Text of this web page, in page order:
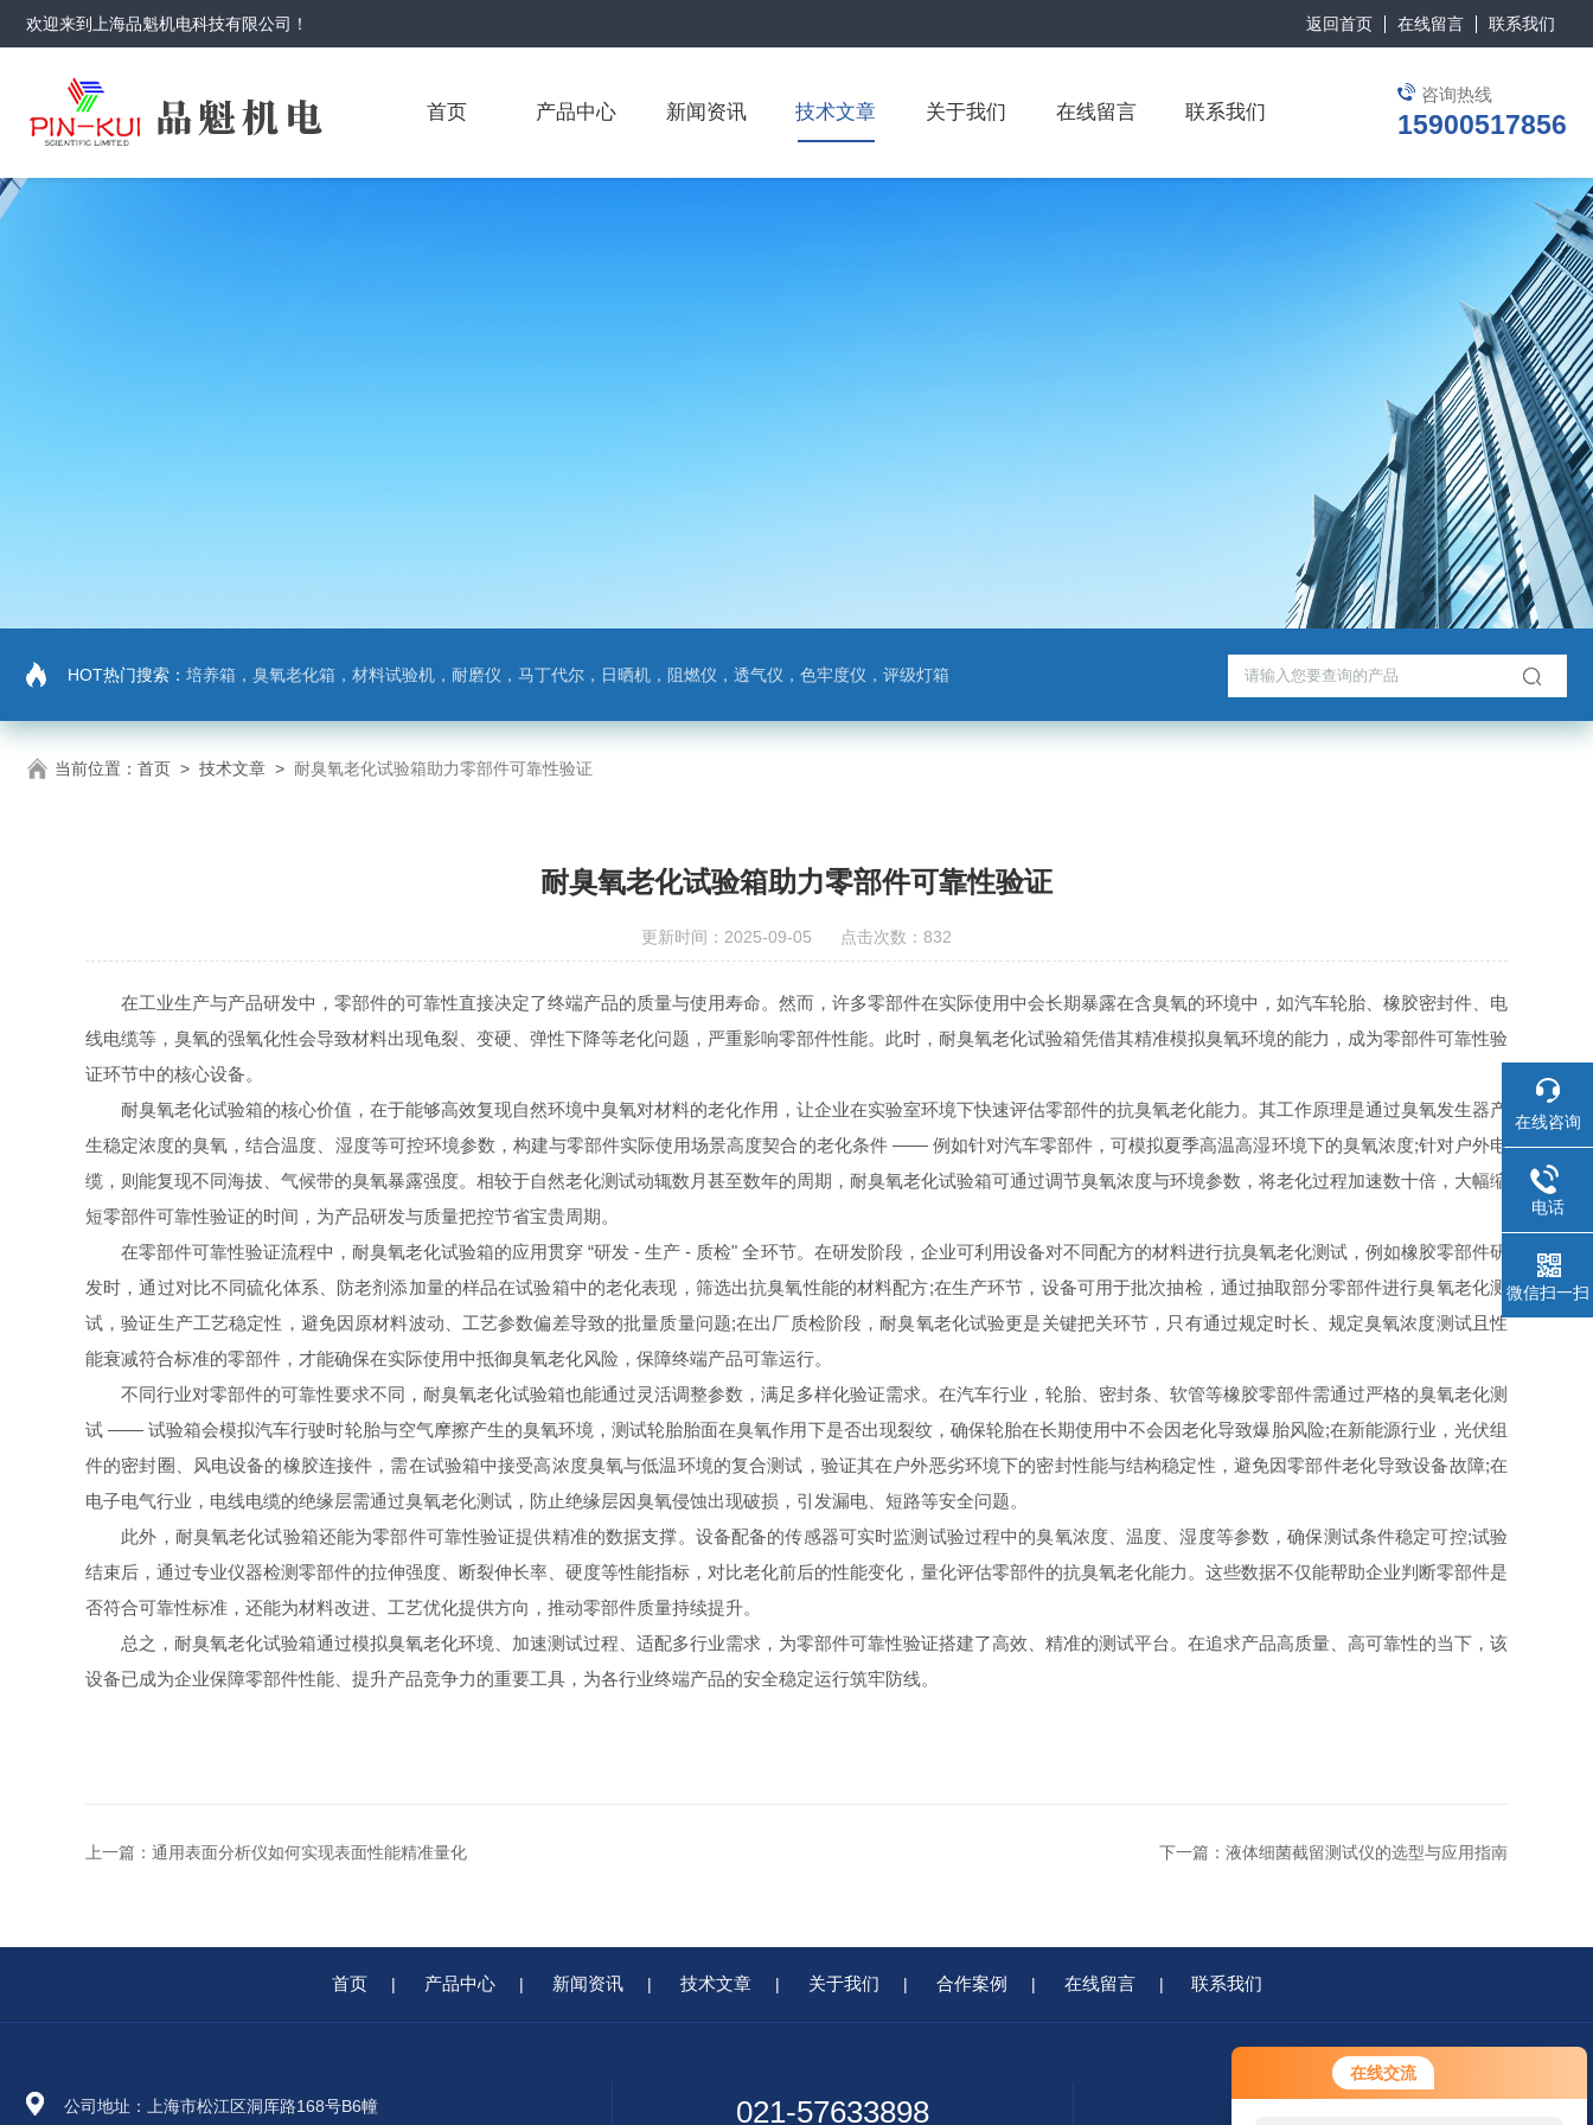
在线交流
欢迎来到 上海品魁机电科技有限公司 ！ 返回首页 在线留言 联系我们
咨询热线
15900517856
首页 产品中心 新闻资讯 技术文章 关于我们 在线留言 联系我们
HOT热门搜索： 培养箱，臭氧老化箱，材料试验机，耐磨仪，马丁代尔，日晒机，阻燃仪，透气仪，色牢度仪，评级灯箱
当前位置： 首页 > 技术文章 > 耐臭氧老化试验箱助力零部件可靠性验证
耐臭氧老化试验箱助力零部件可靠性验证
更新时间：2025-09-05 点击次数：832
在工业生产与产品研发中，零部件的可靠性直接决定了终端产品的质量与使用寿命。然而，许多零部件在实际使用中会长期暴露在含臭氧的环境中，如汽车轮胎、橡胶密封件、电
线电缆等，臭氧的强氧化性会导致材料出现龟裂、变硬、弹性下降等老化问题，严重影响零部件性能。此时，耐臭氧老化试验箱凭借其精准模拟臭氧环境的能力，成为零部件可靠性验
证环节中的核心设备。
耐臭氧老化试验箱的核心价值，在于能够高效复现自然环境中臭氧对材料的老化作用，让企业在实验室环境下快速评估零部件的抗臭氧老化能力。其工作原理是通过臭氧发生器产
生稳定浓度的臭氧，结合温度、湿度等可控环境参数，构建与零部件实际使用场景高度契合的老化条件 —— 例如针对汽车零部件，可模拟夏季高温高湿环境下的臭氧浓度;针对户外电
缆，则能复现不同海拔、气候带的臭氧暴露强度。相较于自然老化测试动辄数月甚至数年的周期，耐臭氧老化试验箱可通过调节臭氧浓度与环境参数，将老化过程加速数十倍，大幅缩
短零部件可靠性验证的时间，为产品研发与质量把控节省宝贵周期。
在零部件可靠性验证流程中，耐臭氧老化试验箱的应用贯穿 “研发 - 生产 - 质检" 全环节。在研发阶段，企业可利用设备对不同配方的材料进行抗臭氧老化测试，例如橡胶零部件研
发时，通过对比不同硫化体系、防老剂添加量的样品在试验箱中的老化表现，筛选出抗臭氧性能的材料配方;在生产环节，设备可用于批次抽检，通过抽取部分零部件进行臭氧老化测
试，验证生产工艺稳定性，避免因原材料波动、工艺参数偏差导致的批量质量问题;在出厂质检阶段，耐臭氧老化试验更是关键把关环节，只有通过规定时长、规定臭氧浓度测试且性
能衰减符合标准的零部件，才能确保在实际使用中抵御臭氧老化风险，保障终端产品可靠运行。
不同行业对零部件的可靠性要求不同，耐臭氧老化试验箱也能通过灵活调整参数，满足多样化验证需求。在汽车行业，轮胎、密封条、软管等橡胶零部件需通过严格的臭氧老化测
试 —— 试验箱会模拟汽车行驶时轮胎与空气摩擦产生的臭氧环境，测试轮胎胎面在臭氧作用下是否出现裂纹，确保轮胎在长期使用中不会因老化导致爆胎风险;在新能源行业，光伏组
件的密封圈、风电设备的橡胶连接件，需在试验箱中接受高浓度臭氧与低温环境的复合测试，验证其在户外恶劣环境下的密封性能与结构稳定性，避免因零部件老化导致设备故障;在
电子电气行业，电线电缆的绝缘层需通过臭氧老化测试，防止绝缘层因臭氧侵蚀出现破损，引发漏电、短路等安全问题。
此外，耐臭氧老化试验箱还能为零部件可靠性验证提供精准的数据支撑。设备配备的传感器可实时监测试验过程中的臭氧浓度、温度、湿度等参数，确保测试条件稳定可控;试验
结束后，通过专业仪器检测零部件的拉伸强度、断裂伸长率、硬度等性能指标，对比老化前后的性能变化，量化评估零部件的抗臭氧老化能力。这些数据不仅能帮助企业判断零部件是
否符合可靠性标准，还能为材料改进、工艺优化提供方向，推动零部件质量持续提升。
总之，耐臭氧老化试验箱通过模拟臭氧老化环境、加速测试过程、适配多行业需求，为零部件可靠性验证搭建了高效、精准的测试平台。在追求产品高质量、高可靠性的当下，该
设备已成为企业保障零部件性能、提升产品竞争力的重要工具，为各行业终端产品的安全稳定运行筑牢防线。
上一篇： 通用表面分析仪如何实现表面性能精准量化 下一篇： 液体细菌截留测试仪的选型与应用指南
首页 | 产品中心 | 新闻资讯 | 技术文章 | 关于我们 | 合作案例 | 在线留言 | 联系我们
公司地址：上海市松江区洞厍路168号B6幢 021-57633898
在线咨询
电话
微信扫一扫